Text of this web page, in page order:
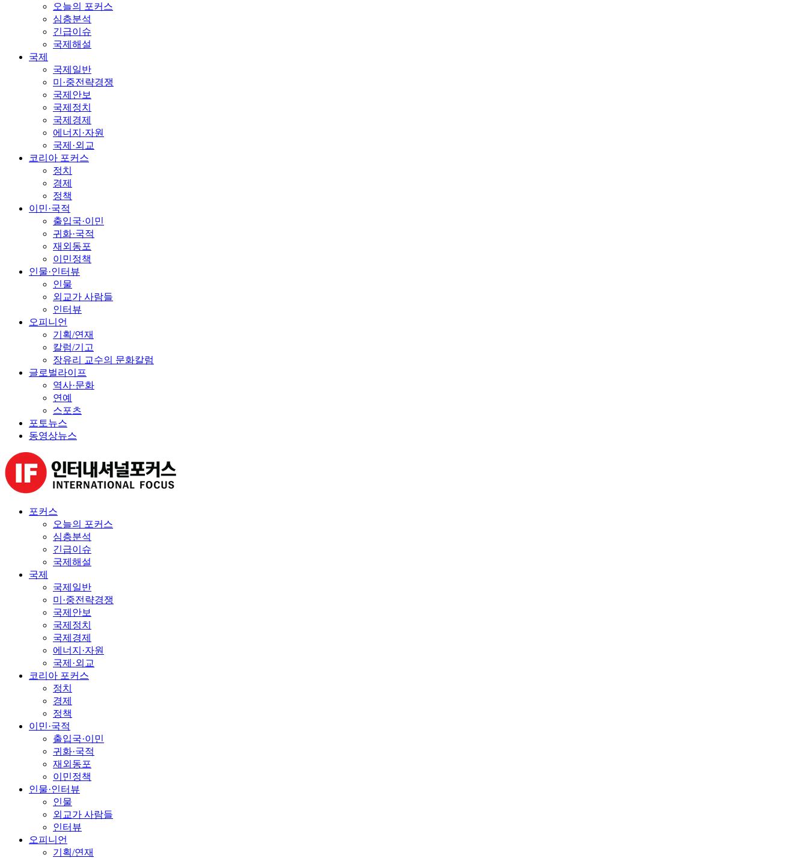
오늘의 포커스
심층분석
긴급이슈
국제해설
국제
국제일반
미·중전략경쟁
국제안보
국제정치
국제경제
에너지·자원
국제·외교
코리아 포커스
정치
경제
정책
이민·국적
출입국·이민
귀화·국적
재외동포
이민정책
인물·인터뷰
인물
외교가 사람들
인터뷰
오피니언
기획/연재
칼럼/기고
장유리 교수의 문화칼럼
글로벌라이프
역사·문화
연예
스포츠
포토뉴스
동영상뉴스
포커스
오늘의 포커스
심층분석
긴급이슈
국제해설
국제
국제일반
미·중전략경쟁
국제안보
국제정치
국제경제
에너지·자원
국제·외교
코리아 포커스
정치
경제
정책
이민·국적
출입국·이민
귀화·국적
재외동포
이민정책
인물·인터뷰
인물
외교가 사람들
인터뷰
오피니언
기획/연재